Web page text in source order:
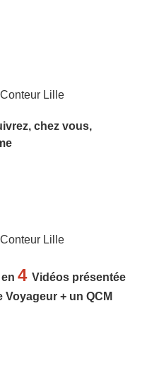
chez vous,
en4Vidéos présentée
Voyageur + un QCM